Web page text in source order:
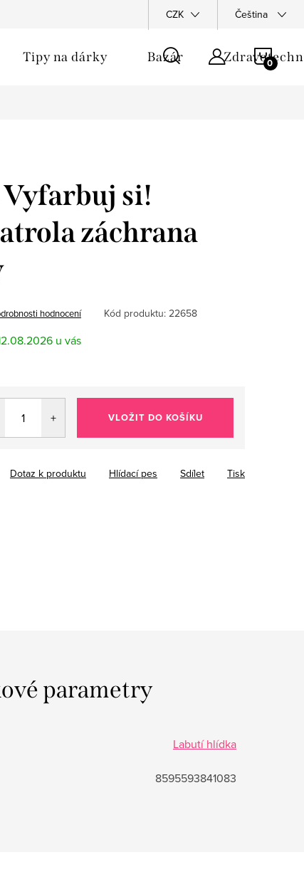
CZK Čeština
Tipy na dárky Bazár
si!
záchrana
hodnocení Kód produktu: 22658
VLOŽIT DO KOŠÍKU
Tisk
Dotaz k produktu Hlídací pes Sdílet
parametry
Labutí hlídka
8595593841083